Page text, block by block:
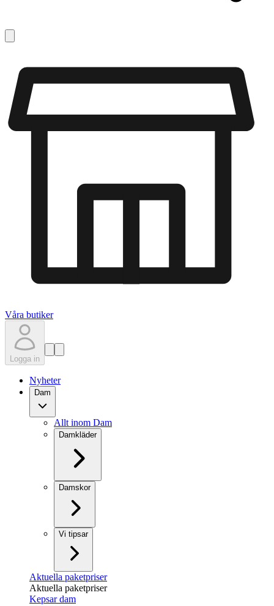
Våra butiker
Logga in
Nyheter
Dam
Allt inom Dam
Damkläder
Damskor
Vi tipsar
Aktuella paketpriser
Aktuella paketpriser
Kepsar dam